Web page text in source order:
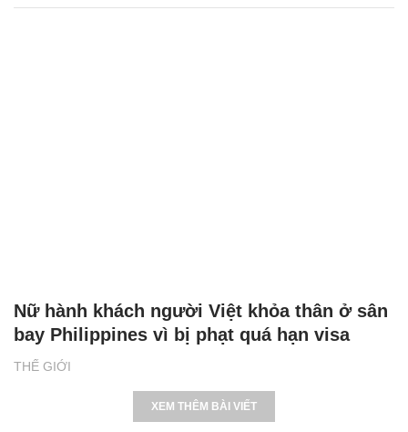
THẾ GIỚI
Nữ hành khách người Việt khỏa thân ở sân
bay Philippines vì bị phạt quá hạn visa
XEM THÊM BÀI VIẾT